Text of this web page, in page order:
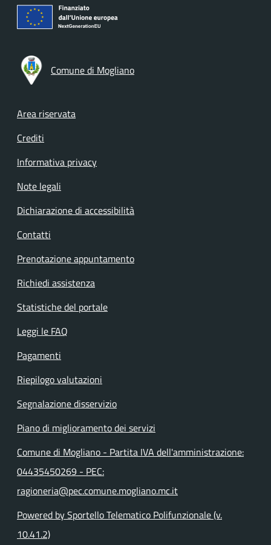
Comune di Mogliano
Footer menu
Area riservata
Crediti
Informativa privacy
Note legali
Dichiarazione di accessibilità
Contatti
Prenotazione appuntamento
Richiedi assistenza
Statistiche del portale
Leggi le FAQ
Pagamenti
Riepilogo valutazioni
Segnalazione disservizio
Piano di miglioramento dei servizi
Comune di Mogliano - Partita IVA dell'amministrazione:
04435450269 - PEC:
ragioneria@pec.comune.mogliano.mc.it
Powered by Sportello Telematico Polifunzionale (v.
10.41.2)